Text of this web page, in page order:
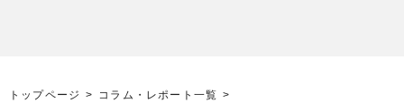
トップページ
コラム・レポート一覧